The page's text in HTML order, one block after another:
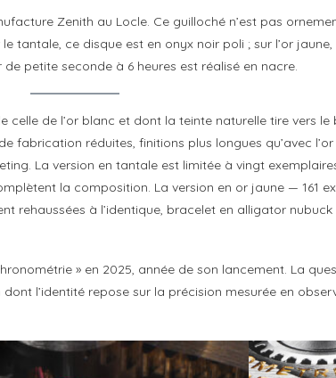
Zenith au Locle. Ce guilloché n’est pas
tantale, ce disque est en onyx noir poli ; sur l’or
petite seconde à 6 heures est réalisé en nacre.
de l’or blanc et dont la teinte naturelle tire vers
fabrication réduites, finitions plus longues qu’avec
La version en tantale est limitée à vingt
la composition. La version en or jaune — 161
rehaussées à l’identique, bracelet en alligator
» en 2025, année de son lancement. La
l’identité repose sur la précision mesurée en